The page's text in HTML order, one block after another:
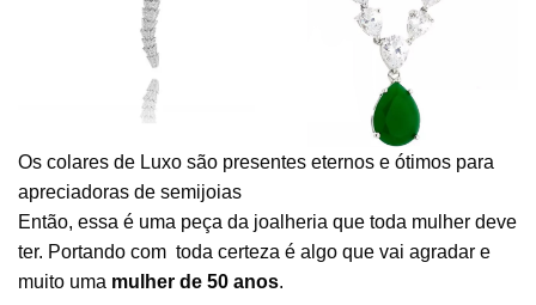
Os colares de Luxo são presentes eternos e ótimos para
apreciadoras de semijoias
Então, essa é uma peça da joalheria que toda mulher deve
ter. Portando com toda certeza é algo que vai agradar e
muito uma mulher de 50 anos.